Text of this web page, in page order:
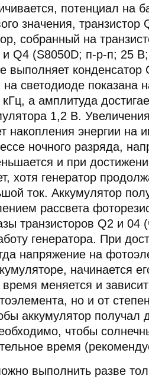
потенциал на
значения, транзистор
собранный на
Q4 (S8050D; п-р-п; 25
выполняет
светодиоде показана
а амплитуда
1,2 В.
накопления энергии на
ночного разряда,
и при
хотя генератор
ток. Аккумулятор
рассвета
транзисторов Q2 и 04
генератора. При
напряжение на
начинается
меняется и
но и от
аккумулятор получал
чтобы
время
выполнить разве